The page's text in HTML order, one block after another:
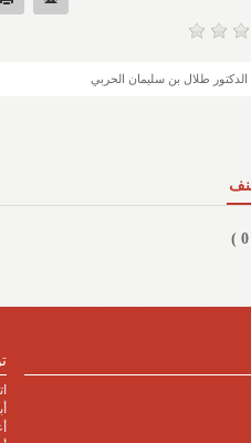
الدكتور طلال بن سليمان الحربي
0
)